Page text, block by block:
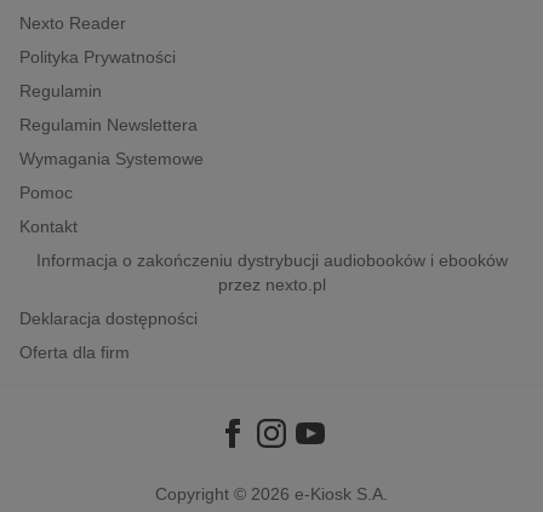
polityka, społeczno-informacyjne
psychologiczne
inne
popularno-naukowe
historia
Nexto Reader
Polityka Prywatności
Regulamin
Regulamin Newslettera
Wymagania Systemowe
Pomoc
Kontakt
Informacja o zakończeniu dystrybucji audiobooków i ebooków
przez nexto.pl
Deklaracja dostępności
Oferta dla firm
Copyright © 2026 e-Kiosk S.A.